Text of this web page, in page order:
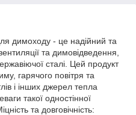
димоходу - це надійний та
та димовідведення,
сталі. Цей продукт
гарячого повітря та
і інших джерел тепла
такої одностінної
та довговічність: